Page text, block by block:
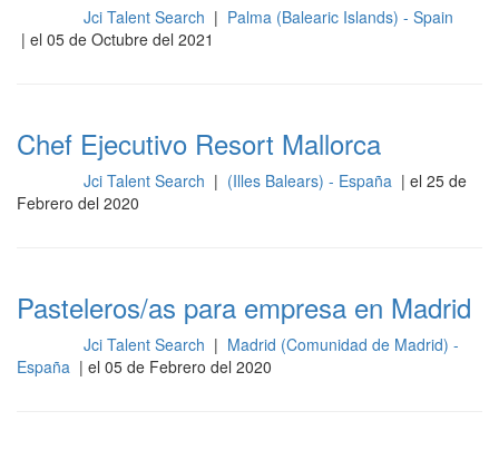
Jci Talent Search | Palma (Balearic Islands) - Spain
| el 05 de Octubre del 2021
Chef Ejecutivo Resort Mallorca
Jci Talent Search | (Illes Balears) - España | el 25 de
Febrero del 2020
Pasteleros/as para empresa en Madrid
Jci Talent Search | Madrid (Comunidad de Madrid) -
España | el 05 de Febrero del 2020